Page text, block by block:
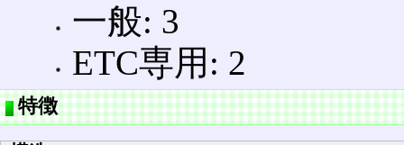
一般: 3
ETC専用: 2
特徴